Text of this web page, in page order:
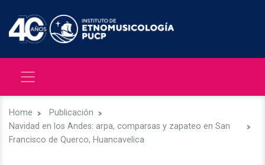
Home
Publicación
Navidad en los Andes: arpa, comparsas y zapateo en San
Francisco de Querco, Huancavelica